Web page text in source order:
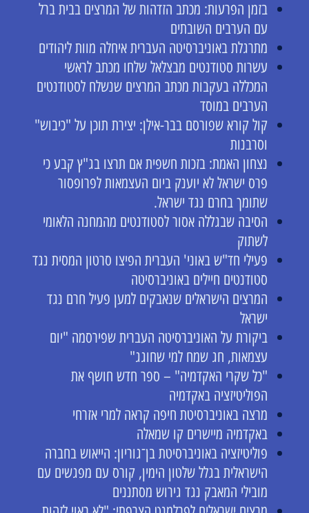
בזמן הפרעות: מכתב הזדהות של המרצים בבית ברל
עם הערבים השובתים
מתרגלת באוניברסיטה העברית איחלה מוות ליהודים
עשרות סטודנטים מבצלאל שלחו מכתב לראשי
המכללה בעקבות מכתב המרצים שנשלח לסטודנטים
הערבים במוסד
קול קורא שפורסם בבר-אילן: יצירת תוכן על "כיבוש"
וסרבנות
נצחון האמת: בזכות חשפית אם תרצו בג"ץ קבע כי
פרס ישראל לא יוענק ביום העצמאות לפרופסור
שתומך בחרם נגד ישראל.
הסיבה שבגללה אסור לסטודנטים מהמחנה הלאומי
לשתוק
פעילי חד"ש באוני' העברית הפיצו סרטון המסית נגד
סטודנטים חיילים באוניברסיטה
המרצים הישראלים שנאבקים למען פעיל חרם נגד
ישראל
ביקורת על האוניברסיטה העברית שפירסמה "יום
עצמאות, חג שמח למי שחוגג"
"כל שקרי האקדמיה" – ספר חדש חושף את
הפוליטיזציה באקדמיה
מרצה באוניברסיטת חיפה קראה למרי אזרחי
באקדמיה מיישרים קו שמאלה
פוליטיזציה באוניברסיטת בן־גוריון: הייאוש בחברה
הישראלית בגלל שלטון הימין, קורס עם מפגשים עם
מובילי המאבק נגד גירוש מסתננים